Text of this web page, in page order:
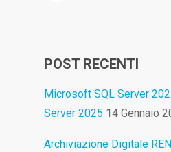
POST RECENTI
Microsoft SQL Server
Server 2025 14 Gennaio
Archiviazione Digitale